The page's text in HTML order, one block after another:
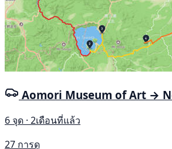
Aomori Museum of Art →
6 จุด · 2เดือนที่แล้ว
27 การดู